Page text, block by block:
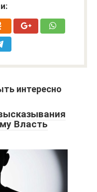
интересно
Власть